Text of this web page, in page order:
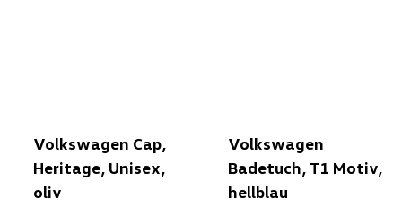
Volkswagen Cap,
Heritage, Unisex,
oliv
Volkswagen
Badetuch, T1 Motiv,
hellblau